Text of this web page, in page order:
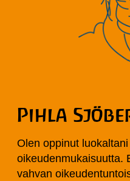
Pihla
Olen oppinut
oikeudenmukaisuutta.
vahvan